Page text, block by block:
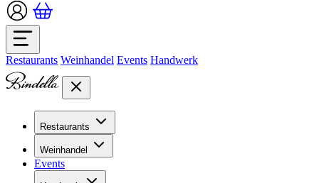
Restaurants Weinhandel Events Handwerk
Restaurants
Übersicht Restaurants
Bankette & Events
Dolcezze
Weinhandel
Übersicht
Events